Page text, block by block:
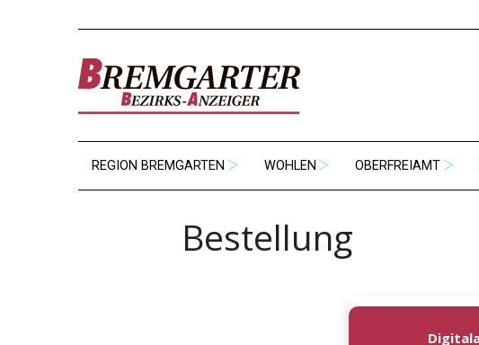
REGION BREMGARTEN WOHLEN OBERFREIAMT